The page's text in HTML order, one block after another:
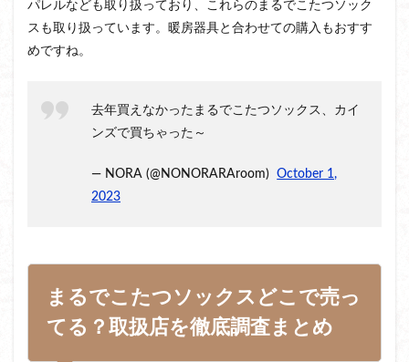
パレルなども取り扱っており、これらのまるでこたつソック
スも取り扱っています。暖房器具と合わせての購入もおすす
めですね。
去年買えなかったまるでこたつソックス、カイ
ンズで買ちゃった～
— NORA (@NONORARAroom) October 1,
2023
まるでこたつソックスどこで売っ
てる？取扱店を徹底調査まとめ